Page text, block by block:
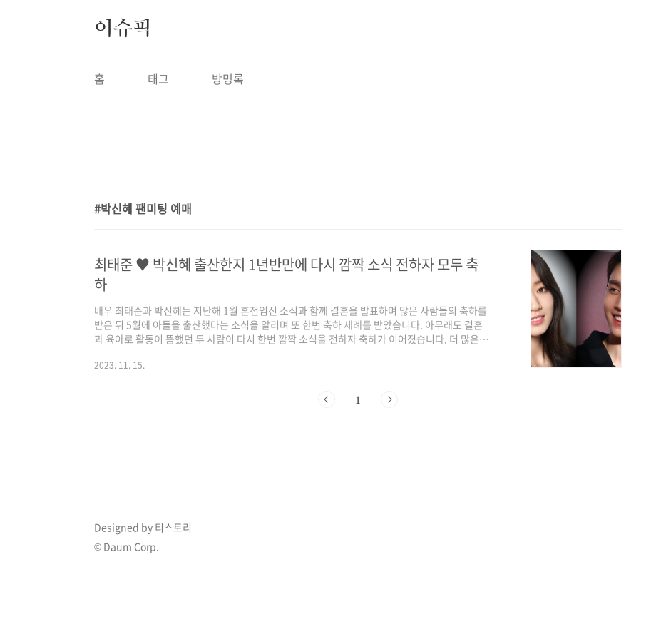
이슈픽
홈 태그 방명록
박신혜 팬미팅 예매
최태준 ♥ 박신혜 출산한지 1년반만에 다시 깜짝 소식 전하자 모두 축
하
배우 최태준과 박신혜는 지난해 1월 혼전임신 소식과 함께 결혼을 발표하며 많은 사람들의 축하를
받은 뒤 5월에 아들을 출산했다는 소식을 알리며 또 한번 축하 세례를 받았습니다. 아무래도 결혼
과 육아로 활동이 뜸했던 두 사람이 다시 한번 깜짝 소식을 전하자 축하가 이어졌습니다. 더 많은
도 했는데 지난해 결혼과 출산으로 바쁘게 지냈을 배우 박신혜가 데뷔 20주년을 기념하며 오랜만
트 측은 오는 12월 3일 일지아트홀에서 열리는 ‘2023 박신혜 팬미팅 – Memory of Angel’을 개최
2023. 11. 15.
1
Designed by 티스토리
© Daum Corp.